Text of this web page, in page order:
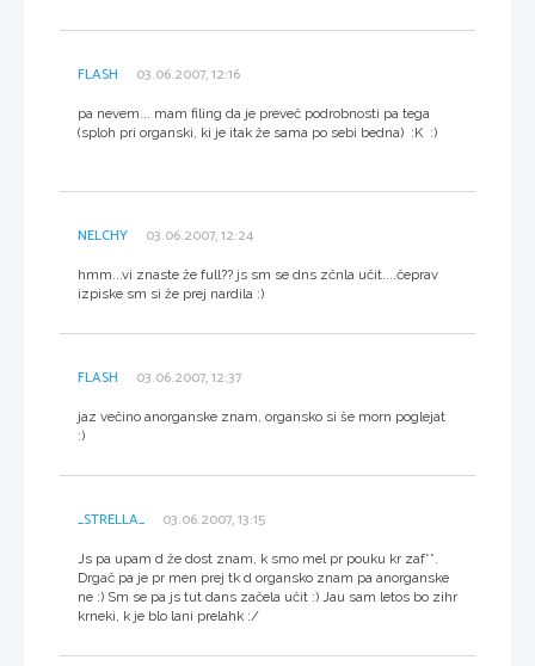
FLASH 03.06.2007, 12:16
pa nevem... mam filing da je preveč podrobnosti pa tega
(sploh pri organski, ki je itak že sama po sebi bedna) :K :)
NELCHY 03.06.2007, 12:24
hmm...vi znaste že full?? js sm se dns zčnla učit....čeprav
izpiske sm si že prej nardila :)
FLASH 03.06.2007, 12:37
jaz večino anorganske znam, organsko si še morn poglejat
:)
_STRELLA_ 03.06.2007, 13:15
Js pa upam d že dost znam, k smo mel pr pouku kr zaf**.
Drgač pa je pr men prej tk d organsko znam pa anorganske
ne :) Sm se pa js tut dans začela učit :) Jau sam letos bo zihr
krneki, k je blo lani prelahk :/